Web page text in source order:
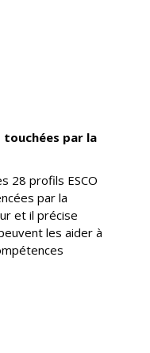
touchées par la
28 profils ESCO
par la
et il précise
les aider à